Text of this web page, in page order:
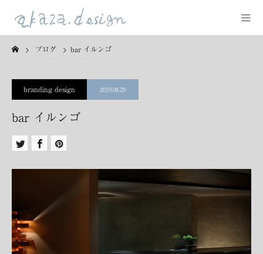
ブログ bar イルンゴ
branding design 2019.08.29
bar イルンゴ